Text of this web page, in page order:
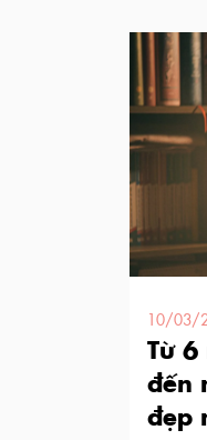
10/03/
Từ
đến
đẹp